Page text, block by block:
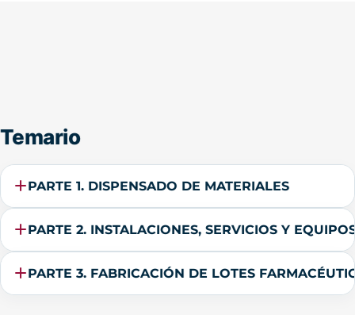
Temario
PARTE 1. DISPENSADO DE MATERIALES
PARTE 2. INSTALACIONES, SERVICIOS Y
PARTE 3. FABRICACIÓN DE LOTES